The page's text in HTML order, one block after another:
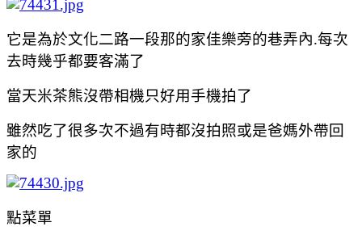
它是為於文化二路一段那的家佳樂旁的巷弄內.每次
去時幾乎都要客滿了
當天米茶熊沒帶相機只好用手機拍了
雖然吃了很多次不過有時都沒拍照或是爸媽外帶回
家的
點菜單